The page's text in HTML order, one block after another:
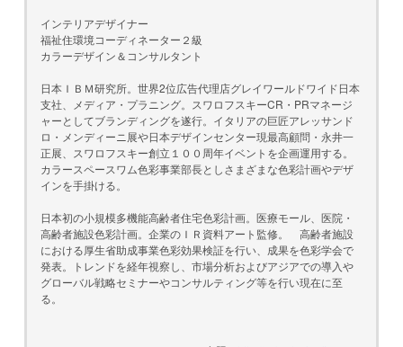
インテリアデザイナー
福祉住環境コーディネーター２級
カラーデザイン＆コンサルタント
日本ＩＢＭ研究所。世界2位広告代理店グレイワールドワイド日本
支社、メディア・プラニング。スワロフスキーCR・PRマネージ
ャーとしてブランディングを遂行。イタリアの巨匠アレッサンド
ロ・メンディーニ展や日本デザインセンター現最高顧問・永井一
正展、スワロフスキー創立１００周年イベントを企画運用する。
カラースペースワム色彩事業部長としさまざまな色彩計画やデザ
インを手掛ける。
日本初の小規模多機能高齢者住宅色彩計画。医療モール、医院・
高齢者施設色彩計画。企業のＩＲ資料アート監修。 高齢者施設
における厚生省助成事業色彩効果検証を行い、成果を色彩学会で
発表。トレンドを経年視察し、市場分析およびアジアでの導入や
グローバル戦略セミナーやコンサルティング等を行い現在に至
る。